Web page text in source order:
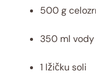
500 g
350 ml vody
1 lžičku soli